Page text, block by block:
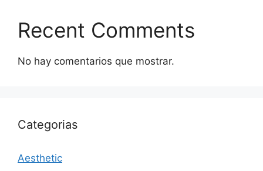
Recent Comments
No hay comentarios que mostrar.
Categorias
Aesthetic